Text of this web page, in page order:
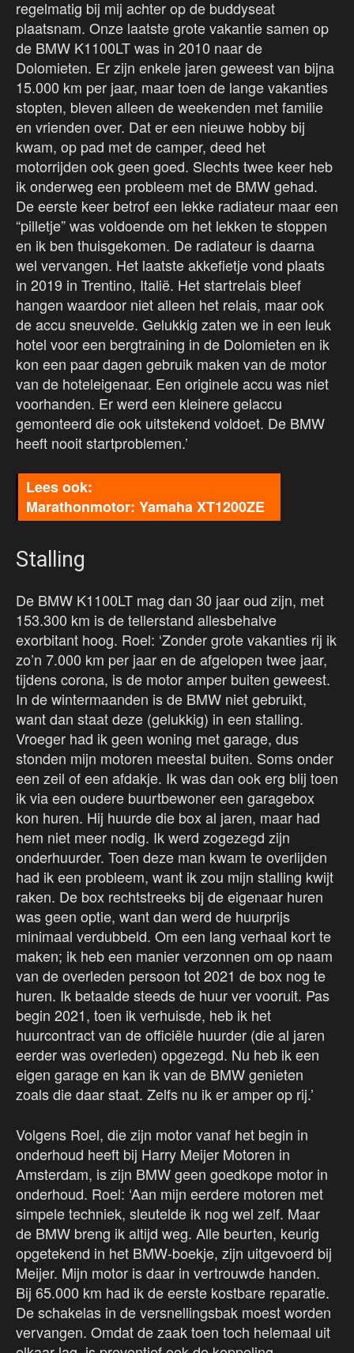
regelmatig bij mij achter op de buddyseat
plaatsnam. Onze laatste grote vakantie samen op
de BMW K1100LT was in 2010 naar de
Dolomieten. Er zijn enkele jaren geweest van bijna
15.000 km per jaar, maar toen de lange vakanties
stopten, bleven alleen de weekenden met familie
en vrienden over. Dat er een nieuwe hobby bij
kwam, op pad met de camper, deed het
motorrijden ook geen goed. Slechts twee keer heb
ik onderweg een probleem met de BMW gehad.
De eerste keer betrof een lekke radiateur maar een
“pilletje” was voldoende om het lekken te stoppen
en ik ben thuisgekomen. De radiateur is daarna
wel vervangen. Het laatste akkefietje vond plaats
in 2019 in Trentino, Italië. Het startrelais bleef
hangen waardoor niet alleen het relais, maar ook
de accu sneuvelde. Gelukkig zaten we in een leuk
hotel voor een bergtraining in de Dolomieten en ik
kon een paar dagen gebruik maken van de motor
van de hoteleigenaar. Een originele accu was niet
voorhanden. Er werd een kleinere gelaccu
gemonteerd die ook uitstekend voldoet. De BMW
heeft nooit startproblemen.’
Marathonmotor: Yamaha XT1200ZE
Stalling
De BMW K1100LT mag dan 30 jaar oud zijn, met
153.300 km is de tellerstand allesbehalve
exorbitant hoog. Roel: ‘Zonder grote vakanties rij ik
zo’n 7.000 km per jaar en de afgelopen twee jaar,
tijdens corona, is de motor amper buiten geweest.
In de wintermaanden is de BMW niet gebruikt,
want dan staat deze (gelukkig) in een stalling.
Vroeger had ik geen woning met garage, dus
stonden mijn motoren meestal buiten. Soms onder
een zeil of een afdakje. Ik was dan ook erg blij toen
ik via een oudere buurtbewoner een garagebox
kon huren. Hij huurde die box al jaren, maar had
hem niet meer nodig. Ik werd zogezegd zijn
onderhuurder. Toen deze man kwam te overlijden
had ik een probleem, want ik zou mijn stalling kwijt
raken. De box rechtstreeks bij de eigenaar huren
was geen optie, want dan werd de huurprijs
minimaal verdubbeld. Om een lang verhaal kort te
maken; ik heb een manier verzonnen om op naam
van de overleden persoon tot 2021 de box nog te
huren. Ik betaalde steeds de huur ver vooruit. Pas
begin 2021, toen ik verhuisde, heb ik het
huurcontract van de officiële huurder (die al jaren
eerder was overleden) opgezegd. Nu heb ik een
eigen garage en kan ik van de BMW genieten
zoals die daar staat. Zelfs nu ik er amper op rij.’
Volgens Roel, die zijn motor vanaf het begin in
onderhoud heeft bij Harry Meijer Motoren in
Amsterdam, is zijn BMW geen goedkope motor in
onderhoud. Roel: ‘Aan mijn eerdere motoren met
simpele techniek, sleutelde ik nog wel zelf. Maar
de BMW breng ik altijd weg. Alle beurten, keurig
opgetekend in het BMW-boekje, zijn uitgevoerd bij
Meijer. Mijn motor is daar in vertrouwde handen.
Bij 65.000 km had ik de eerste kostbare reparatie.
De schakelas in de versnellingsbak moest worden
vervangen. Omdat de zaak toen toch helemaal uit